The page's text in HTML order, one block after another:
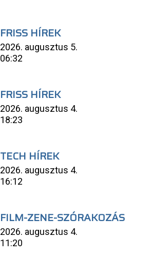
FRISS HÍREK
2026. augusztus 5.
06:32
FRISS HÍREK
2026. augusztus 4.
18:23
TECH HÍREK
2026. augusztus 4.
16:12
FILM-ZENE-SZÓRAKOZÁS
2026. augusztus 4.
11:20